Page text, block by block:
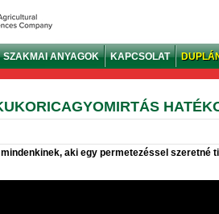
SZAKMAI ANYAGOK KAPCSOLAT
aki egy permetezéssel szeretné